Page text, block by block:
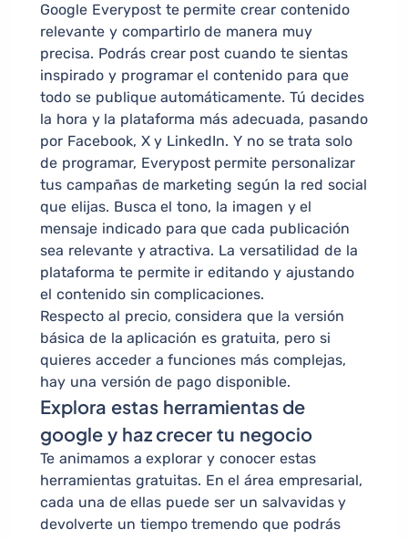
Google Everypost te permite crear contenido
relevante y compartirlo de manera muy
precisa. Podrás crear post cuando te sientas
inspirado y programar el contenido para que
todo se publique automáticamente. Tú decides
la hora y la plataforma más adecuada, pasando
por Facebook, X y LinkedIn. Y no se trata solo
de programar, Everypost permite personalizar
tus campañas de marketing según la red social
que elijas. Busca el tono, la imagen y el
mensaje indicado para que cada publicación
sea relevante y atractiva. La versatilidad de la
plataforma te permite ir editando y ajustando
el contenido sin complicaciones.
Respecto al precio, considera que la versión
básica de la aplicación es gratuita, pero si
quieres acceder a funciones más complejas,
hay una versión de pago disponible.
Explora estas herramientas de
google y haz crecer tu negocio
Te animamos a explorar y conocer estas
herramientas gratuitas. En el área empresarial,
cada una de ellas puede ser un salvavidas y
devolverte un tiempo tremendo que podrás